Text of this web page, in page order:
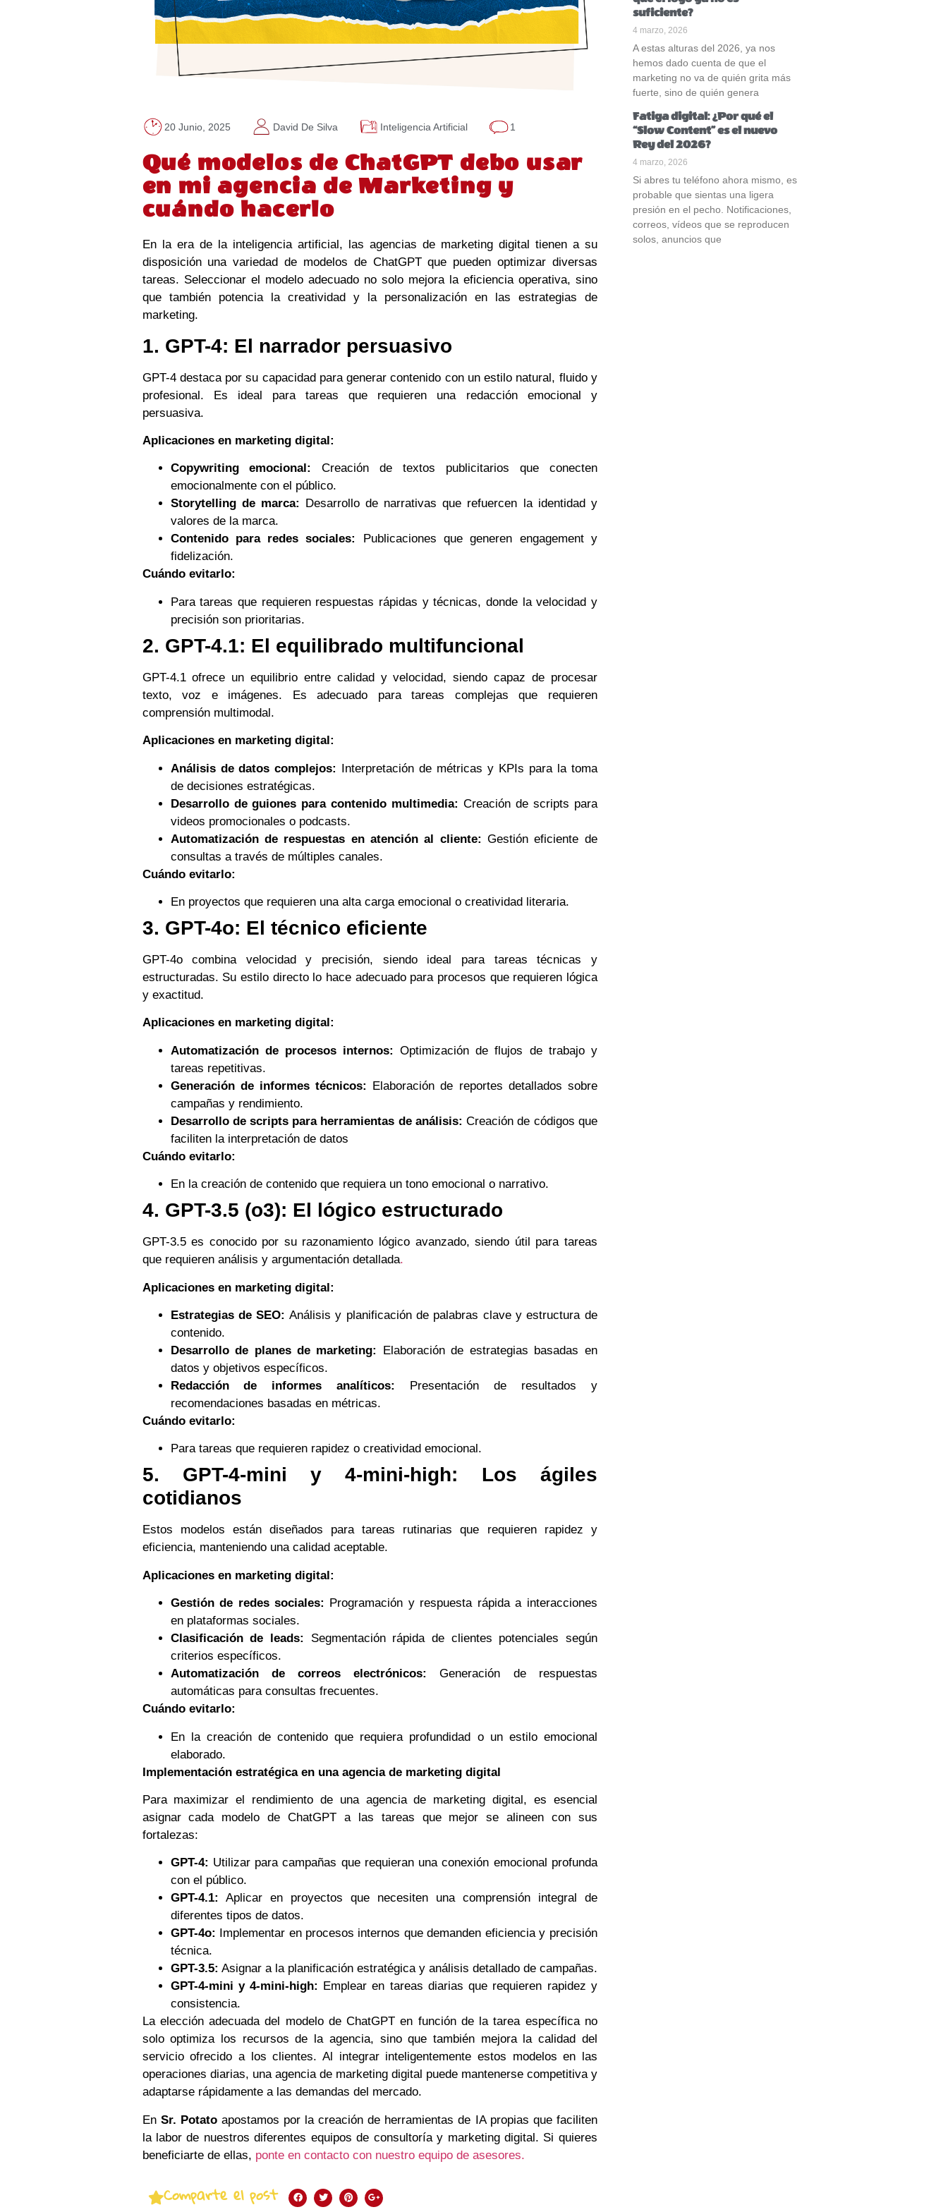
20 Junio, 2025 David De Silva Inteligencia Artificial 1
Qué modelos de ChatGPT debo usar
en mi agencia de Marketing y
cuándo hacerlo
En la era de la inteligencia artificial, las agencias de marketing digital tienen a su
disposición una variedad de modelos de ChatGPT que pueden optimizar diversas
tareas. Seleccionar el modelo adecuado no solo mejora la eficiencia operativa, sino
que también potencia la creatividad y la personalización en las estrategias de
marketing.
1. GPT-4: El narrador persuasivo
GPT-4 destaca por su capacidad para generar contenido con un estilo natural, fluido y
profesional. Es ideal para tareas que requieren una redacción emocional y
persuasiva.
Aplicaciones en marketing digital:
Copywriting emocional:
Creación de textos publicitarios que conecten
emocionalmente con el público.
Storytelling de marca: Desarrollo de narrativas que refuercen la identidad y
valores de la marca.
Contenido para redes sociales:
Publicaciones que generen engagement y
fidelización.
Cuándo evitarlo:
Para tareas que requieren respuestas rápidas y técnicas, donde la velocidad y
precisión son prioritarias.
2. GPT-4.1: El equilibrado multifuncional
GPT-4.1 ofrece un equilibrio entre calidad y velocidad, siendo capaz de procesar
texto, voz e imágenes. Es adecuado para tareas complejas que requieren
comprensión multimodal.
Aplicaciones en marketing digital:
Análisis de datos complejos: Interpretación de métricas y KPIs para la toma
de decisiones estratégicas.
Desarrollo de guiones para contenido multimedia: Creación de scripts para
videos promocionales o podcasts.
Automatización de respuestas en atención al cliente: Gestión eficiente de
consultas a través de múltiples canales.
Cuándo evitarlo:
En proyectos que requieren una alta carga emocional o creatividad literaria.
3. GPT-4o: El técnico eficiente
GPT-4o combina velocidad y precisión, siendo ideal para tareas técnicas y
estructuradas. Su estilo directo lo hace adecuado para procesos que requieren lógica
y exactitud.
Aplicaciones en marketing digital:
Automatización de procesos internos: Optimización de flujos de trabajo y
tareas repetitivas.
Generación de informes técnicos: Elaboración de reportes detallados sobre
campañas y rendimiento.
Desarrollo de scripts para herramientas de análisis: Creación de códigos que
faciliten la interpretación de datos
Cuándo evitarlo:
En la creación de contenido que requiera un tono emocional o narrativo.
4. GPT-3.5 (o3): El lógico estructurado
GPT-3.5 es conocido por su razonamiento lógico avanzado, siendo útil para tareas
que requieren análisis y argumentación detallada.
Aplicaciones en marketing digital:
Estrategias de SEO: Análisis y planificación de palabras clave y estructura de
contenido.
Desarrollo de planes de marketing:
Elaboración de estrategias basadas en
datos y objetivos específicos.
Redacción de informes analíticos:
Presentación de resultados y
recomendaciones basadas en métricas.
Cuándo evitarlo:
Para tareas que requieren rapidez o creatividad emocional.
5. GPT-4-mini y 4-mini-high: Los ágiles
cotidianos
Estos modelos están diseñados para tareas rutinarias que requieren rapidez y
eficiencia, manteniendo una calidad aceptable.
Aplicaciones en marketing digital:
Gestión de redes sociales:
Programación y respuesta rápida a interacciones
en plataformas sociales.
Clasificación de leads:
Segmentación rápida de clientes potenciales según
criterios específicos.
Automatización de correos electrónicos:
Generación de respuestas
automáticas para consultas frecuentes.
Cuándo evitarlo:
En la creación de contenido que requiera profundidad o un estilo emocional
elaborado.
Implementación estratégica en una agencia de marketing digital
Para maximizar el rendimiento de una agencia de marketing digital, es esencial
asignar cada modelo de ChatGPT a las tareas que mejor se alineen con sus
fortalezas:
GPT-4: Utilizar para campañas que requieran una conexión emocional profunda
con el público.
GPT-4.1: Aplicar en proyectos que necesiten una comprensión integral de
diferentes tipos de datos.
GPT-4o: Implementar en procesos internos que demanden eficiencia y precisión
técnica.
GPT-3.5: Asignar a la planificación estratégica y análisis detallado de campañas.
GPT-4-mini y 4-mini-high:
Emplear en tareas diarias que requieren rapidez y
consistencia.
La elección adecuada del modelo de ChatGPT en función de la tarea específica no
solo optimiza los recursos de la agencia, sino que también mejora la calidad del
servicio ofrecido a los clientes. Al integrar inteligentemente estos modelos en las
operaciones diarias, una agencia de marketing digital puede mantenerse competitiva y
adaptarse rápidamente a las demandas del mercado.
En Sr. Potatoapostamos por la creación de herramientas de IA propias que faciliten
la labor de nuestros diferentes equipos de consultoría y marketing digital. Si quieres
beneficiarte de ellas, ponte en contacto con nuestro equipo de asesores.
suficiente?
4 marzo, 2026
A estas alturas del 2026, ya nos
hemos dado cuenta de que el
marketing no va de quién grita más
fuerte, sino de quién genera
Fatiga digital: ¿Por qué el
“Slow Content” es el nuevo
Rey del 2026?
4 marzo, 2026
Si abres tu teléfono ahora mismo, es
probable que sientas una ligera
presión en el pecho. Notificaciones,
correos, vídeos que se reproducen
solos, anuncios que
Comparte el post